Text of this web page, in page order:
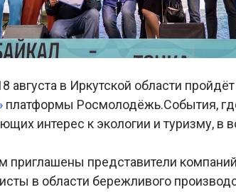
августа в Иркутской области
платформы Росмолодёжь.События,
интерес к экологии и туризму, в
приглашены представители
в области бережливого